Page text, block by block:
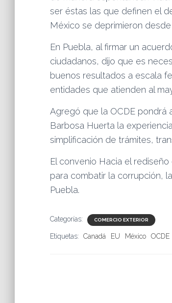
ser éstas las que definen el
México se deprimieron desde
En Puebla, al firmar un
ciudadanos, dijo que es
buenos resultados a escala
entidades que atienden al
Agregó que la OCDE pondrá
Barbosa Huerta la
simplificación de trámites,
El convenio Hacia el
para combatir la corrupción,
Puebla.
Categorías: COMERCIO EXTERIOR
Etiquetas: Canadá EU México OCDE